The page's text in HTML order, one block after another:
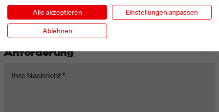
E-Mail
Anforderung
Ihre Nachricht
Alle akzeptieren Einstellungen anpassen
Ablehnen